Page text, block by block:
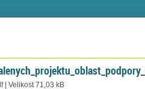
| Velikost 71,03 kB